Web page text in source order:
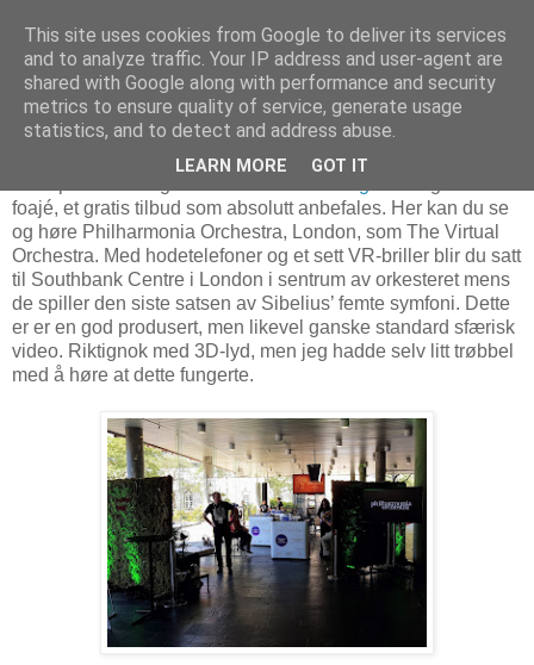
30. mai 2018
VR-lounge i Grieghallen
foajé, et gratis tilbud som absolutt anbefales. Her kan du se
og høre Philharmonia Orchestra, London, som The Virtual
Orchestra. Med hodetelefoner og et sett VR-briller blir du satt
til Southbank Centre i London i sentrum av orkesteret mens
de spiller den siste satsen av Sibelius’ femte symfoni. Dette
er er en god produsert, men likevel ganske standard sfærisk
video. Riktignok med 3D-lyd, men jeg hadde selv litt trøbbel
med å høre at dette fungerte.
This site uses cookies from Google to deliver its services
and to analyze traffic. Your IP address and user-agent are
shared with Google along with performance and security
metrics to ensure quality of service, generate usage
statistics, and to detect and address abuse.
LEARN MORE GOT IT